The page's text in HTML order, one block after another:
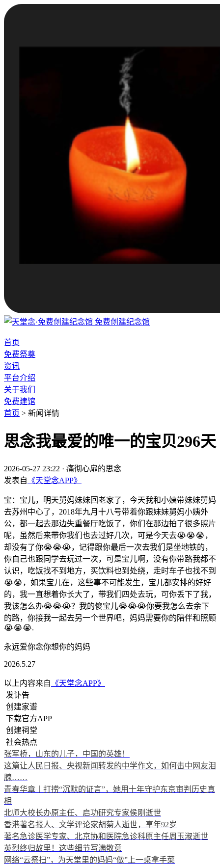
免费创建纪念馆
首页
免费祭奠
资讯
平台介绍
关于我们
免费建馆
首页 > 新闻详情
思念我最爱的唯一的宝贝296天
2026-05-27 23:22 · 痛彻心扉的思念
发表自 《天堂念APP》
宝：宝儿，明天舅妈妹妹回老家了，今天我和小姨带妹妹舅妈
去苏州中心了，2018年九月十八号带着你跟妹妹舅妈小姨外
公，都一起去那边失重餐厅吃饭了，你们在那边拍了很多照片
呢，虽然后来带你我们也去过好几次，可是今天去😭😭😭，
却没有了你😭😭😭，记得跟你最后一次去我们是坐地铁的，
你自己也跟同学去玩过一次，可是宝儿啊，没有你带路我都不
认识，吃饭找不到地方，买饮料也到处绕，走时车子也找不到
😭😭，如果宝儿在，这些事不可能发生，宝儿都安排的好好
的，我一直想着你长大了，带我们四处去玩，可你丢下了我，
我该怎么办😭😭😭？我的傻宝儿😭😭😭你要我怎么去余下
的路，你接我一起去另一个世界吧，妈妈需要你的陪伴和照顾
😭😭😭.
永远爱你念你想你的妈妈
2026.5.27
以上内容来自 《天堂念APP》
发讣告
创建家谱
下载官方APP
创建祠堂
社会热点
张军桥，山东的儿子，中国的英雄！
这篇让人民日报、央视新闻转发的中学作文，如何击中网友泪
腺……
青春华章丨打捞“沉默的证言”，她用十年守护东京审判历史真
相
北师大校长办原主任、启功研究专家侯刚逝世
香港著名报人、文学评论家胡菊人逝世，享年92岁
著名急诊医学专家、北京协和医院急诊科原主任周玉淑逝世
英烈终归故里！这些细节写满敬意
网络“云祭扫”，为天堂里的妈妈“做”上一桌拿手菜